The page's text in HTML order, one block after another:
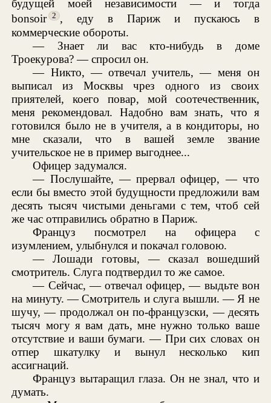
будущей моей независимости — и тогда
bonsoir
2 , еду в Париж и пускаюсь в
коммерческие обороты.
— Знает ли вас кто-нибудь в доме
Троекурова? — спросил он.
— Никто, — отвечал учитель, — меня он
выписал из Москвы чрез одного из своих
приятелей, коего повар, мой соотечественник,
меня рекомендовал. Надобно вам знать, что я
готовился было не в учителя, а в кондиторы, но
мне сказали, что в вашей земле звание
учительское не в пример выгоднее...
Офицер задумался.
— Послушайте, — прервал офицер, — что
если бы вместо этой будущности предложили вам
десять тысяч чистыми деньгами с тем, чтоб сей
же час отправились обратно в Париж.
Француз посмотрел на офицера с
изумлением, улыбнулся и покачал головою.
— Лошади готовы, — сказал вошедший
смотритель. Слуга подтвердил то же самое.
— Сейчас, — отвечал офицер, — выдьте вон
на минуту. — Смотритель и слуга вышли. — Я не
шучу, — продолжал он по-французски, — десять
тысяч могу я вам дать, мне нужно только ваше
отсутствие и ваши бумаги. — При сих словах он
отпер шкатулку и вынул несколько кип
ассигнаций.
Француз вытаращил глаза. Он не знал, что и
думать.